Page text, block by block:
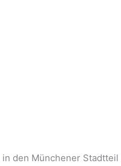
in den Münchener Stadtteil